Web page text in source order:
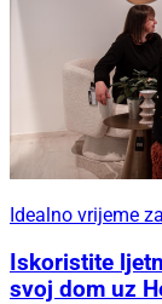
Idealno vrijeme
Iskoristite
svoj dom uz